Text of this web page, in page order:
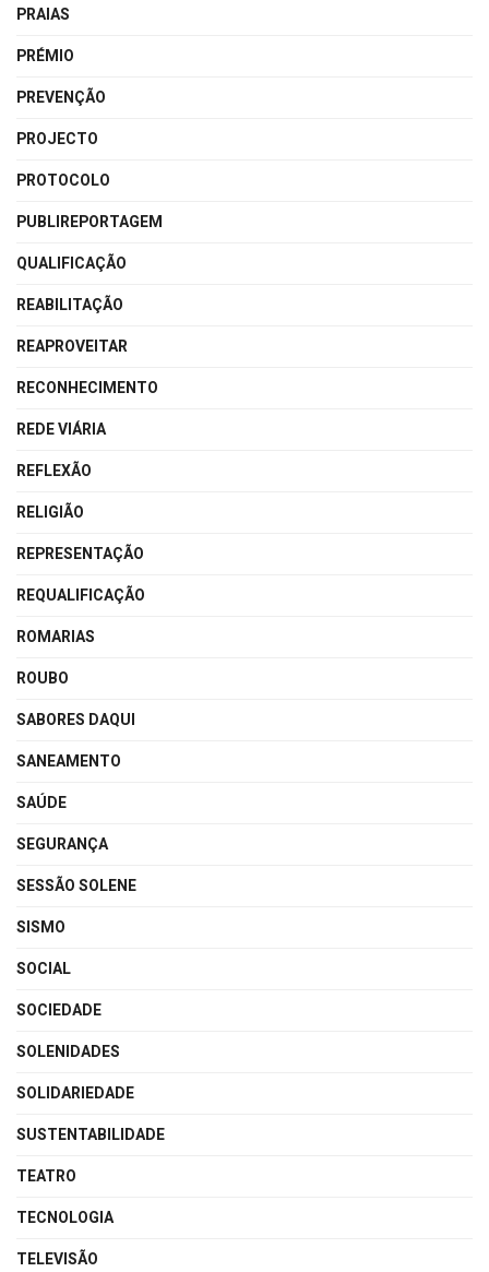
PRAIAS
PRÉMIO
PREVENÇÃO
PROJECTO
PROTOCOLO
PUBLIREPORTAGEM
QUALIFICAÇÃO
REABILITAÇÃO
REAPROVEITAR
RECONHECIMENTO
REDE VIÁRIA
REFLEXÃO
RELIGIÃO
REPRESENTAÇÃO
REQUALIFICAÇÃO
ROMARIAS
ROUBO
SABORES DAQUI
SANEAMENTO
SAÚDE
SEGURANÇA
SESSÃO SOLENE
SISMO
SOCIAL
SOCIEDADE
SOLENIDADES
SOLIDARIEDADE
SUSTENTABILIDADE
TEATRO
TECNOLOGIA
TELEVISÃO